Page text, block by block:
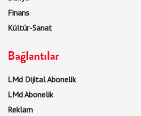
Finans
Kültür-Sanat
Bağlantılar
LMd Dijital Abonelik
LMd Abonelik
Reklam